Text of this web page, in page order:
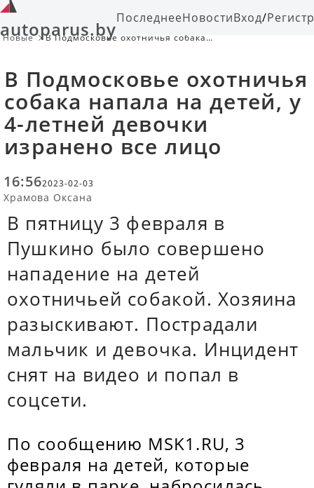
autoparus.byПоследнееНовостиВход/
Новые
В Подмосковье охотничья собака
В Подмосковье охотничья
собака напала на детей, у
4-летней девочки
изранено все лицо
16:562023-02-03
Храмова Оксана
В пятницу 3 февраля в
Пушкино было совершено
нападение на детей
охотничьей собакой. Хозяина
разыскивают. Пострадали
мальчик и девочка. Инцидент
снят на видео и попал в
соцсети.
По сообщению МSK1.RU, 3
февраля на детей, которые